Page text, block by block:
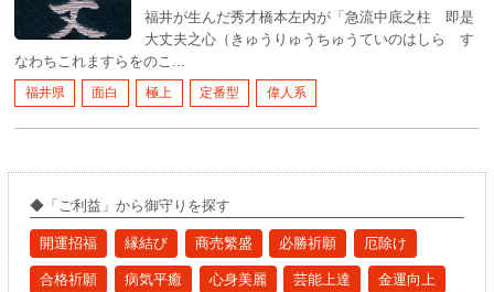
福井が生んだ秀才橋本左内が「急流中底之柱 即是
大丈夫之心（きゅうりゅうちゅうていのはしら す
なわちこれますらをのこ...
福井県 面白 極上 定番型 偉人系
◆「ご利益」から御守りを探す
開運招福 縁結び 商売繁盛 必勝祈願 厄除け
合格祈願 病気平癒 心身美麗 芸能上達 金運向上